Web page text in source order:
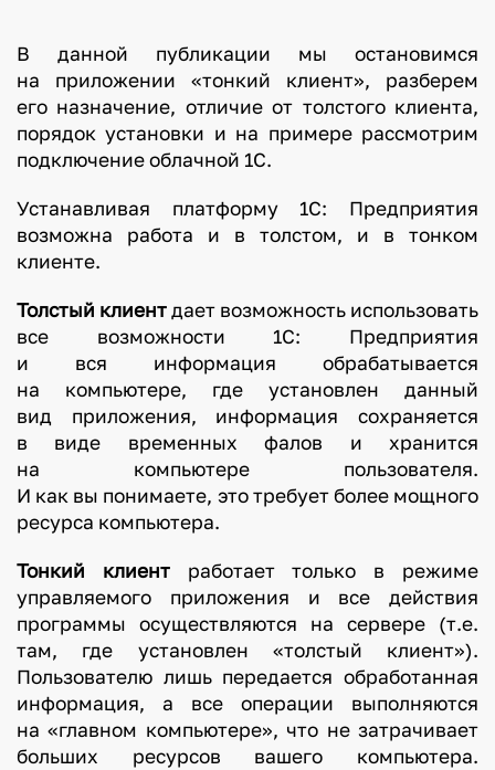
В данной публикации мы остановимся
на приложении «тонкий клиент», разберем
его назначение, отличие от толстого клиента,
порядок установки и на примере рассмотрим
подключение облачной 1С.
Устанавливая платформу 1С: Предприятия
возможна работа и в толстом, и в тонком
клиенте.
Толстый клиентдает возможность использовать
все возможности 1С: Предприятия
и вся информация обрабатывается
на компьютере, где установлен данный
вид приложения, информация сохраняется
в виде временных фалов и хранится
на компьютере пользователя.
И как вы понимаете, это требует более мощного
ресурса компьютера.
Тонкий клиентработает только в режиме
управляемого приложения и все действия
программы осуществляются на сервере (т.е.
там, где установлен «толстый клиент»).
Пользователю лишь передается обработанная
информация, а все операции выполняются
на «главном компьютере», что не затрачивает
больших ресурсов вашего компьютера.